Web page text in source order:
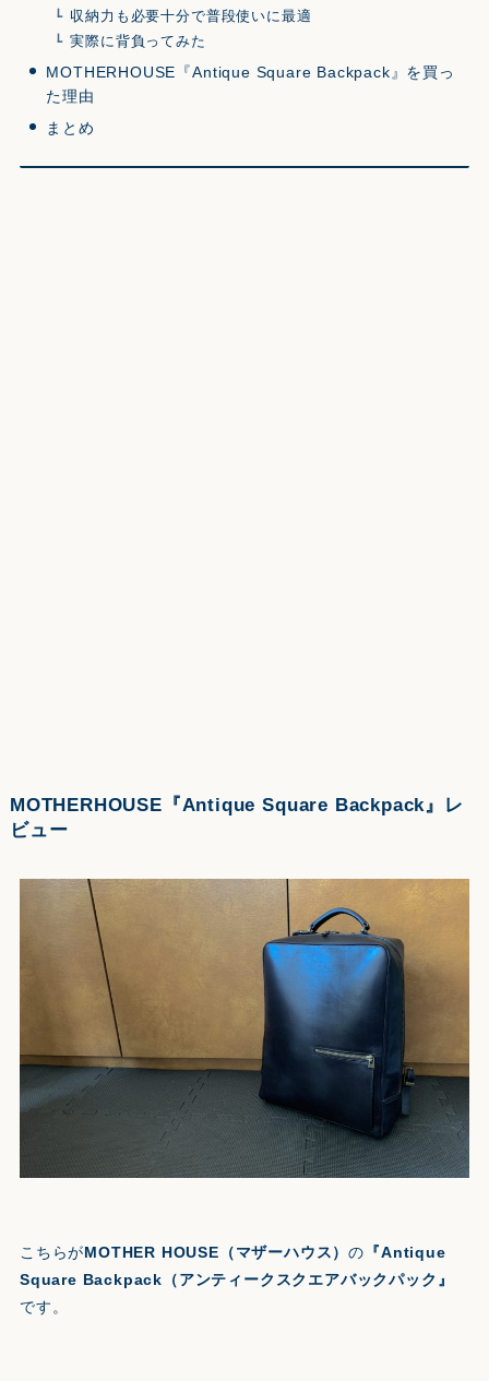
収納力も必要十分で普段使いに最適
実際に背負ってみた
MOTHERHOUSE『Antique Square Backpack』を買っ
た理由
まとめ
MOTHERHOUSE『Antique Square Backpack』レ
ビュー
こちらがMOTHER HOUSE（マザーハウス）の 『Antique
Square Backpack（アンティークスクエアバックパック』
です。